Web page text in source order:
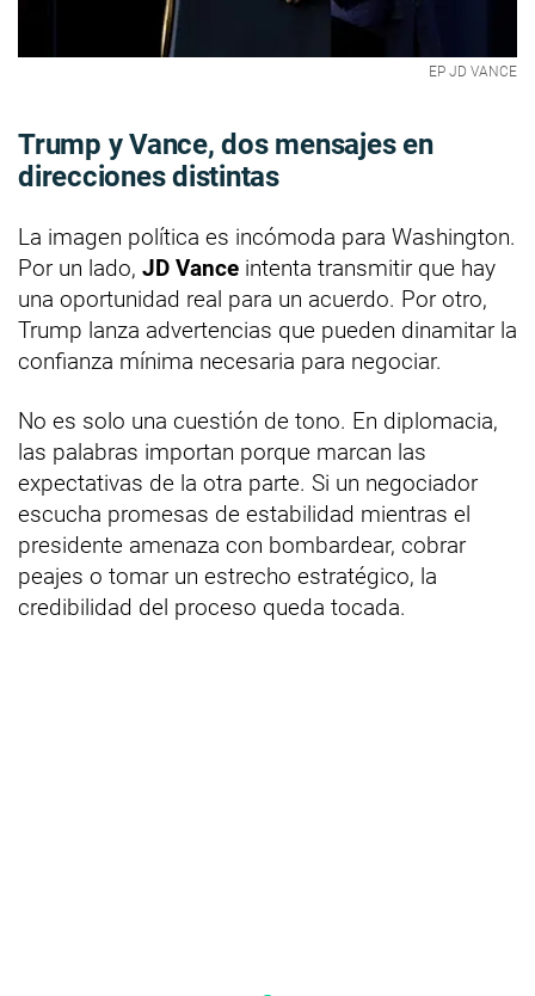
EP JD VANCE
Trump y Vance, dos mensajes en
direcciones distintas
La imagen política es incómoda para Washington.
Por un lado, JD Vance intenta transmitir que hay
una oportunidad real para un acuerdo. Por otro,
Trump lanza advertencias que pueden dinamitar la
confianza mínima necesaria para negociar.
No es solo una cuestión de tono. En diplomacia,
las palabras importan porque marcan las
expectativas de la otra parte. Si un negociador
escucha promesas de estabilidad mientras el
presidente amenaza con bombardear, cobrar
peajes o tomar un estrecho estratégico, la
credibilidad del proceso queda tocada.